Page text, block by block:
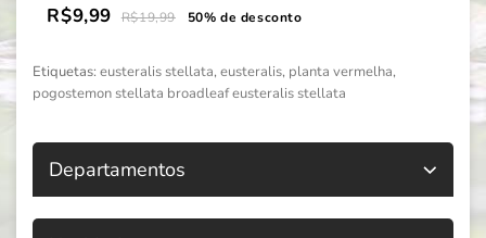
R$9,99 R$19,99 50% de desconto
Etiquetas: eusteralis stellata, eusteralis, planta vermelha,
pogostemon stellata broadleaf eusteralis stellata
Departamentos